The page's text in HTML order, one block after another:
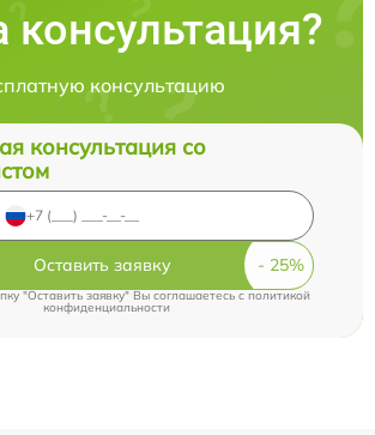
консультацию
консультация со
Оставить заявку
"Оставить заявку" Вы соглашаетесь cполитикой
конфиденциальности